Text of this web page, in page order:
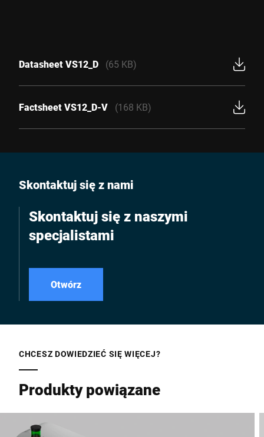
Datasheet VS12_D (65 KB)
Factsheet VS12_D-V (168 KB)
Skontaktuj się z nami
Skontaktuj się z naszymi
specjalistami
Otwórz
CHCESZ DOWIEDZIEĆ SIĘ WIĘCEJ?
Produkty powiązane